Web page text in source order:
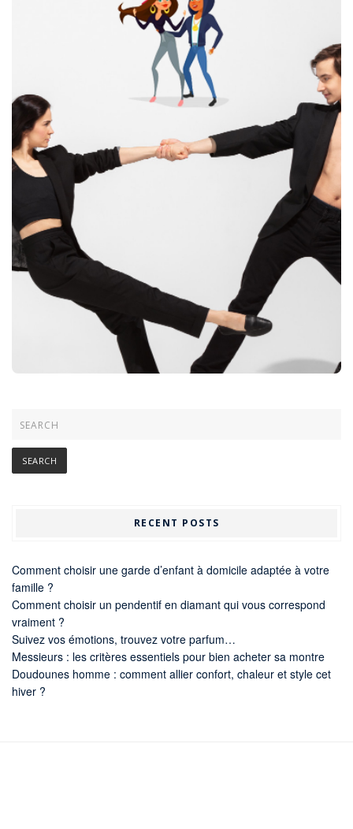
RECENT POSTS
Comment choisir une garde d’enfant à domicile adaptée à votre
famille ?
Comment choisir un pendentif en diamant qui vous correspond
vraiment ?
Suivez vos émotions, trouvez votre parfum…
Messieurs : les critères essentiels pour bien acheter sa montre
Doudounes homme : comment allier confort, chaleur et style cet
hiver ?